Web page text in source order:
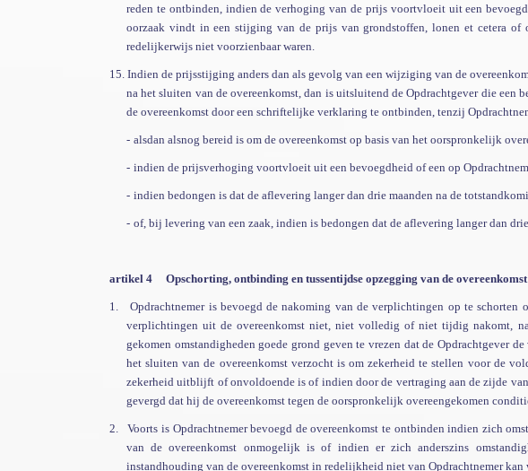
reden te ontbinden, indien de verhoging van de prijs voortvloeit uit een
oorzaak vindt in een stijging van de prijs van grondstoffen, lonen et cetera of
redelijkerwijs niet voorzienbaar waren.
15. Indien de prijsstijging anders dan als gevolg van een wijziging van de
na het sluiten van de overeenkomst, dan is uitsluitend de Opdrachtgever die
de overeenkomst door een schriftelijke verklaring te ontbinden, tenzij
- alsdan alsnog bereid is om de overeenkomst op basis van het oorspronkelijk
- indien de prijsverhoging voortvloeit uit een bevoegdheid of een op
- indien bedongen is dat de aflevering langer dan drie maanden na de
- of, bij levering van een zaak, indien is bedongen dat de aflevering langer dan
artikel 4 Opschorting, ontbinding en tussentijdse opzegging van de overeenkomst
1.
Opdrachtnemer is bevoegd de nakoming van de verplichtingen op te schorten
verplichtingen uit de overeenkomst niet, niet volledig of niet tijdig nakomt,
gekomen omstandigheden goede grond geven te vrezen dat de Opdrachtgever
het sluiten van de overeenkomst verzocht is om zekerheid te stellen voor de
zekerheid uitblijft of onvoldoende is of indien door de vertraging aan de zijde
gevergd dat hij de overeenkomst tegen de oorspronkelijk overeengekomen
2.
Voorts is Opdrachtnemer bevoegd de overeenkomst te ontbinden indien zich
van de overeenkomst onmogelijk is of indien er zich anderszins
instandhouding van de overeenkomst in redelijkheid niet van Opdrachtnemer kan